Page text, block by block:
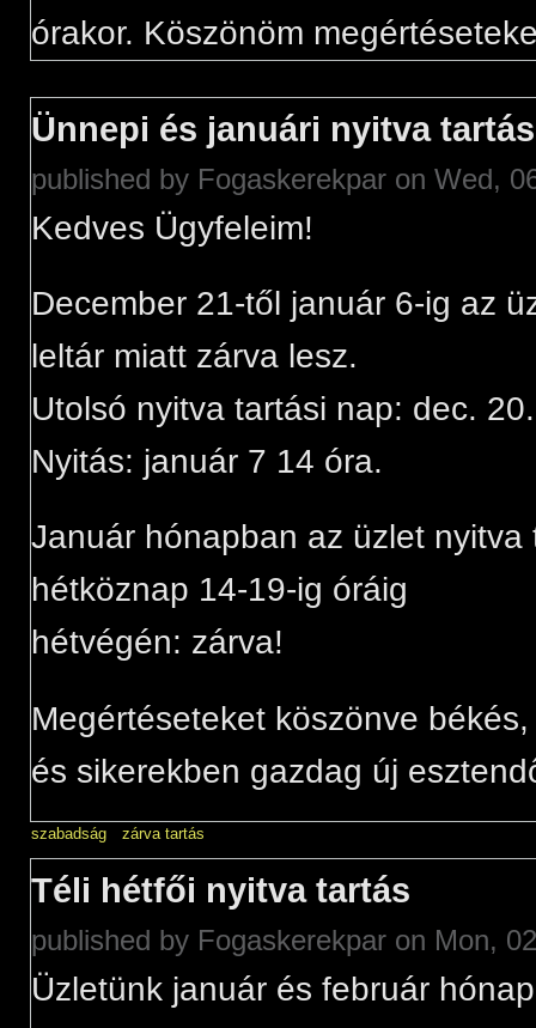
órakor. Köszönöm
Ünnepi és januári nyitva tartás
published by Fogaskerekpar on Wed,
Kedves Ügyfeleim!
December 21-től január 6-ig az
leltár miatt zárva lesz.
Utolsó nyitva tartási nap: dec.
Nyitás: január 7 14 óra.
Január hónapban az üzlet nyitva
hétköznap 14-19-ig óráig
hétvégén: zárva!
Megértéseteket köszönve
és sikerekben gazdag új
szabadság zárva tartás
Téli hétfői nyitva tartás
published by Fogaskerekpar on Mon,
Üzletünk január és február